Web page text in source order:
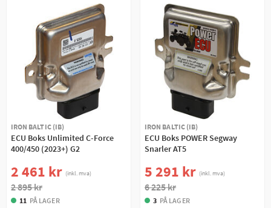
IRON BALTIC (IB)
ECU Boks Unlimited C-Force
400/450 (2023+) G2
2 461 kr (inkl. mva)
2 895 kr
11 PÅ LAGER
IRON BALTIC (IB)
ECU Boks POWER Segway
Snarler AT5
5 291 kr (inkl. mva)
6 225 kr
3 PÅ LAGER